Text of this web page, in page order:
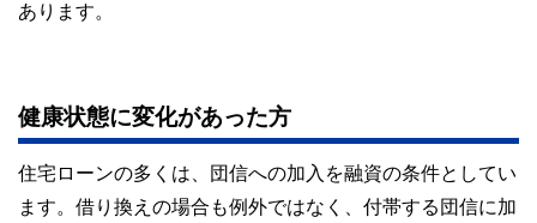
あります。
健康状態に変化があった方
住宅ローンの多くは、団信への加入を融資の条件としてい
ます。借り換えの場合も例外ではなく、付帯する団信に加